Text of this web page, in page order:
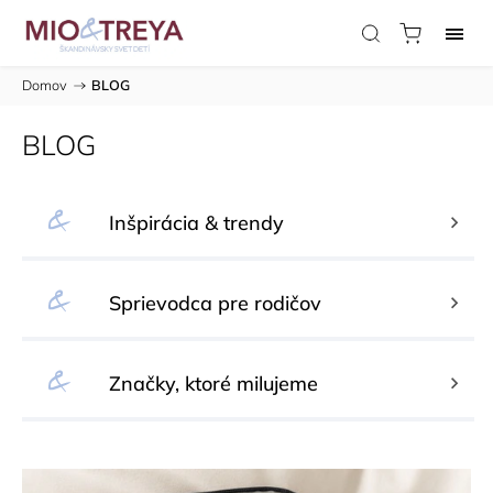
Domov / BLOG
BLOG
Inšpirácia & trendy
Sprievodca pre rodičov
Značky, ktoré milujeme